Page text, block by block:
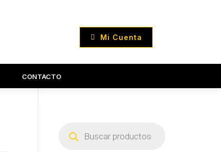
Mi Cuenta
CONTACTO
productos